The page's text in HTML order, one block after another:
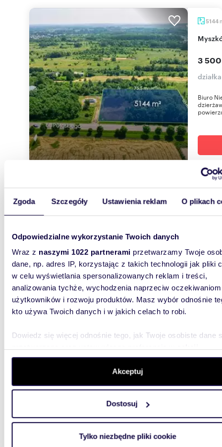
Zgoda Szczegóły Ustawienia reklam O plikach
Odpowiedzialne wykorzystanie Twoich danych
Wraz z naszymi 1022 partnerami przetwarzamy Twoje
dane, np. adres IP, korzystając z takich technologii jak pliki
w celu wyświetlania spersonalizowanych reklam i treści,
analizowania tychże, wychodzenia naprzeciw oczekiwaniom
użytkowników i rozwoju produktów. Masz wybór odnośnie
kto używa Twoich danych i w jakich celach to robi.
Dowiedz się więcej odnośnie tego, jak Twoje osobiste dane
szczegółów. W Deklaracji plików cookie możesz zmienić
wycofać swoją zgodę w dowolnej chwili.
aby oferować funkcje społecznościowe i analizować ruch w
witrynie. Informacje o tym, jak korzystasz z naszej witryny,
analitycznym. Partnerzy mogą połączyć te informacje z
Akceptuj
Dostosuj
Tylko niezbędne pliki cookie
5144
3
Biuro
m2
Biuro
ul.
Polecam działkę 2000 m² przy drodze,
4